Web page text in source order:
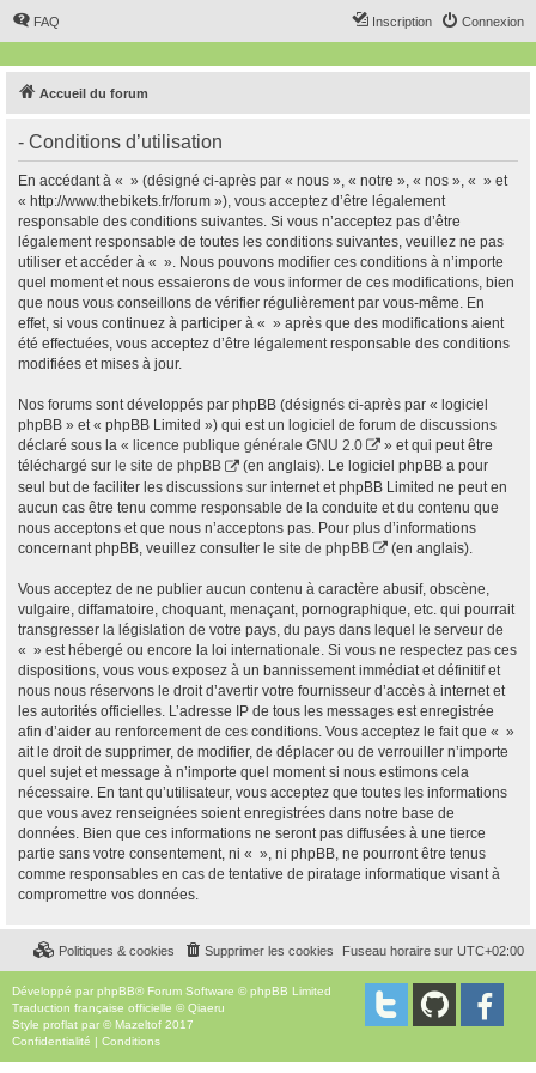
FAQ Connexion
Inscription
Accueil du forum
- Conditions d’utilisation
En accédant à « » (désigné ci-après par « nous », « notre », « nos », « » et
« http://www.thebikets.fr/forum »), vous acceptez d’être légalement
responsable des conditions suivantes. Si vous n’acceptez pas d’être
légalement responsable de toutes les conditions suivantes, veuillez ne pas
utiliser et accéder à « ». Nous pouvons modifier ces conditions à n’importe
quel moment et nous essaierons de vous informer de ces modifications, bien
que nous vous conseillons de vérifier régulièrement par vous-même. En
effet, si vous continuez à participer à « » après que des modifications aient
été effectuées, vous acceptez d’être légalement responsable des conditions
modifiées et mises à jour.
Nos forums sont développés par phpBB (désignés ci-après par « logiciel
phpBB » et « phpBB Limited ») qui est un logiciel de forum de discussions
déclaré sous la « licence publique générale GNU 2.0
» et qui peut être
téléchargé sur le site de phpBB
(en anglais). Le logiciel phpBB a pour
seul but de faciliter les discussions sur internet et phpBB Limited ne peut en
aucun cas être tenu comme responsable de la conduite et du contenu que
nous acceptons et que nous n’acceptons pas. Pour plus d’informations
concernant phpBB, veuillez consulter le site de phpBB (en anglais).
Vous acceptez de ne publier aucun contenu à caractère abusif, obscène,
vulgaire, diffamatoire, choquant, menaçant, pornographique, etc. qui pourrait
transgresser la législation de votre pays, du pays dans lequel le serveur de
« » est hébergé ou encore la loi internationale. Si vous ne respectez pas ces
dispositions, vous vous exposez à un bannissement immédiat et définitif et
nous nous réservons le droit d’avertir votre fournisseur d’accès à internet et
les autorités officielles. L’adresse IP de tous les messages est enregistrée
afin d’aider au renforcement de ces conditions. Vous acceptez le fait que « »
ait le droit de supprimer, de modifier, de déplacer ou de verrouiller n’importe
quel sujet et message à n’importe quel moment si nous estimons cela
nécessaire. En tant qu’utilisateur, vous acceptez que toutes les informations
que vous avez renseignées soient enregistrées dans notre base de
données. Bien que ces informations ne seront pas diffusées à une tierce
partie sans votre consentement, ni « », ni phpBB, ne pourront être tenus
comme responsables en cas de tentative de piratage informatique visant à
compromettre vos données.
Fuseau horaire sur UTC+02:00
Supprimer les cookies
Politiques & cookies
Développé par phpBB® Forum Software © phpBB Limited
Traduction française officielle ©Qiaeru
Style proflat par © Mazeltof 2017
Confidentialité | Conditions